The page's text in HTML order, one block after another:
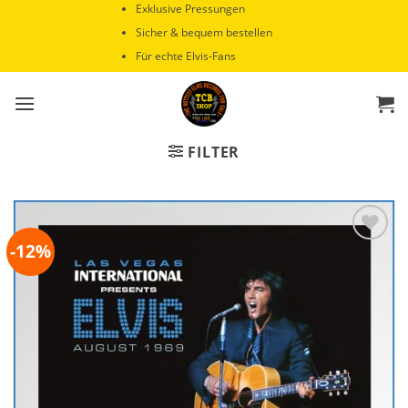
Exklusive Pressungen
Sicher & bequem bestellen
Für echte Elvis-Fans
FILTER
-12%